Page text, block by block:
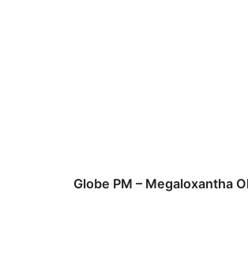
Globe PM – Megaloxantha